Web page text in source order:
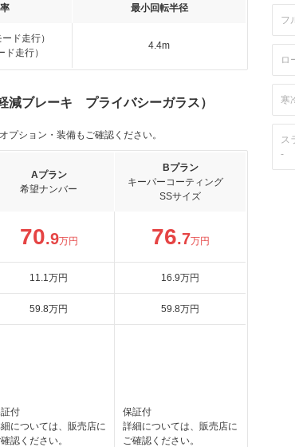
最小回転半径
ド走行）
走行）
4.4m
減ブレーキ プライバシーガラス）
ション・装備もご確認ください。
Aプラン
希望ナンバー
Bプラン
キーパーコーティング
SSサイズ
70.9万円 76.7万円
11.1万円 16.9万円
59.8万円 59.8万円
付
については、販売店に
認ください。
保証付
詳細については、販売店に
ご確認ください。
フ
ロ
寒
ス
-